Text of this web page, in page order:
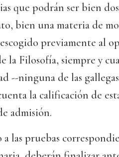
que podrán ser bien
bien una materia de
previamente al
la Filosofía, siempre y
--ninguna de las
la calificación de
admisión.
a las pruebas